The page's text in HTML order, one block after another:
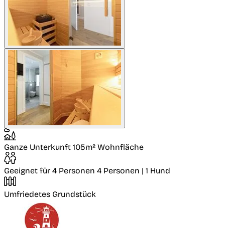
Ganze Unterkunft 105m² Wohnfläche
Geeignet für 4 Personen 4 Personen | 1 Hund
Umfriedetes Grundstück